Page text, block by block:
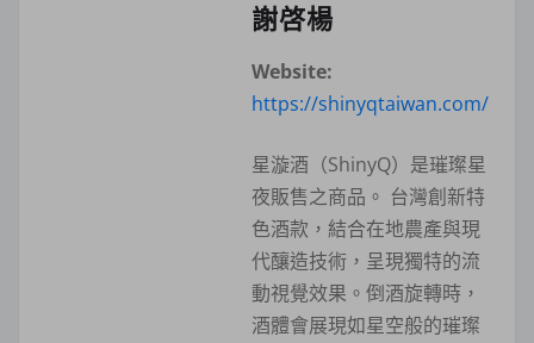
謝啓楊
Website:
https://shinyqtaiwan.com/
星漩酒（ShinyQ）是璀璨星
夜販售之商品。 台灣創新特
色酒款，結合在地農產與現
代釀造技術，呈現獨特的流
動視覺效果。倒酒旋轉時，
酒體會展現如星空般的璀璨